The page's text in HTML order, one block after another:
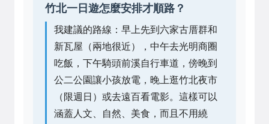
竹北一日遊怎麼安排才順路？
我建議的路線：早上先到六家古厝群和
新瓦屋（兩地很近），中午去光明商圈
吃飯，下午騎頭前溪自行車道，傍晚到
公二公園讓小孩放電，晚上逛竹北夜市
（限週日）或去遠百看電影。這樣可以
涵蓋人文、自然、美食，而且不用繞